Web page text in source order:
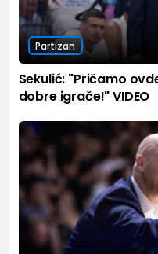
Partizan
Sekulić: "Pričamo
dobre igrače!" VIDEO